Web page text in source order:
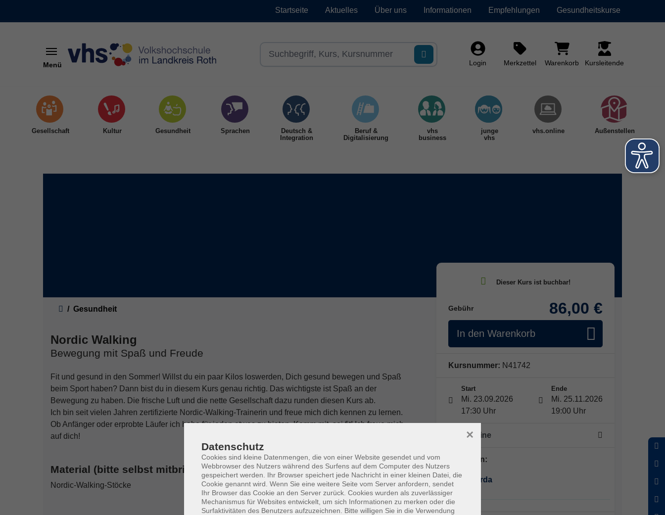
Startseite Aktuelles Über uns Informationen Empfehlungen Gesundheitskurse
Menü Login Merkzettel Warenkorb Kursleitende
Gesellschaft Kultur Gesundheit Sprachen
Deutsch &
Integration
Beruf &
Digitalisierung
vhs
business
junge
vhs
vhs.online Außenstellen
Gesundheit
Nordic Walking
Bewegung mit Spaß und Freude
Fit und gesund in den Sommer! Willst du ein paar Kilos loswerden, Dich gesund bewegen und Spaß
beim Sport haben? Dann bist du in diesem Kurs genau richtig. Das wichtigste ist Spaß an der
Bewegung zu haben. Die frische Luft und die nette Gesellschaft dazu runden diesen Kurs ab.
Ich bin seit vielen Jahren zertifizierte Nordic-Walking-Trainerin und freue mich dich kennen zu lernen.
Ob Anfänger oder erprobte Läufer ich habe für jeden etwas zu bieten. Komm mit, sei fit! Ich freue mich
auf dich!
Material (bitte selbst mitbringen):
Nordic-Walking-Stöcke
Gebühr 86,00 €
In den Warenkorb
Kursnummer: N41742
Start
Mi. 23.09.2026
17:30 Uhr
Ende
Mi. 25.11.2026
19:00 Uhr
9 x Termine
Dozent*in:
Ulla Quarda
Datenschutz
Cookies sind kleine Datenmengen, die von einer Website gesendet und vom
Webbrowser des Nutzers während des Surfens auf dem Computer des Nutzers
gespeichert werden. Ihr Browser speichert jede Nachricht in einer kleinen Datei, die
Cookie genannt wird. Wenn Sie eine weitere Seite vom Server anfordern, sendet
Ihr Browser das Cookie an den Server zurück. Cookies wurden als zuverlässiger
Mechanismus für Websites entwickelt, um sich Informationen zu merken oder die
Surfaktivitäten des Benutzers aufzuzeichnen. Bitte willigen Sie in die Verwendung
×